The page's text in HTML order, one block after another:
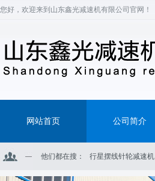
您好，欢迎来到山东鑫光减速机有限公司官网！
网站首页 公司简介
他们都在搜： 行星摆线针轮减速机